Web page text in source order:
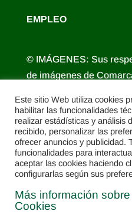
EMPLEO
© IMÁGENES: Sus
de imágenes de
Diputación Provincial de
Este sitio Web utiliza cookies
habilitar las funcionalidades
realizar estádísticas y análisis
recibido, personalizar las
ofrecer anuncios y publicidad.
funcionalidades para
aceptar las cookies haciendo
configurarlas según sus
Más información
Cookies